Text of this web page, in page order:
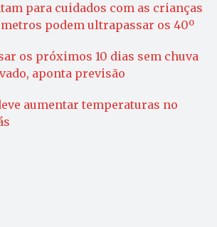
para cuidados com as crianças
podem ultrapassar os 40º
os próximos 10 dias sem chuva
aponta previsão
aumentar temperaturas no